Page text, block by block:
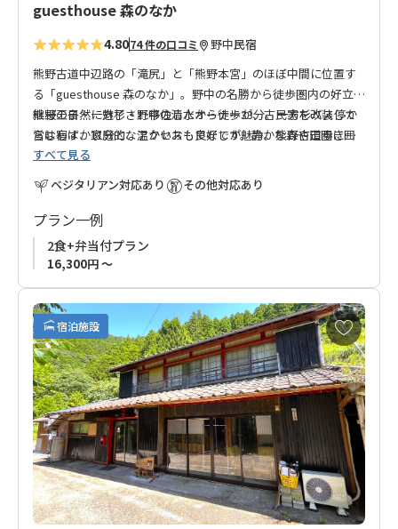
guesthouse 森のなか
4.8074 件の口コミ 野中民宿
熊野古道中辺路の「滝尻」と「熊野本宮」のほぼ中間に位置す
る「guesthouse 森のなか」。野中の名勝から徒歩圏内の好立地
継桜王子・一方杉・野中の清水から徒歩33分。一方杉バス停か
らはわずか11分と、アクセスも良好です。静かな森や田園に囲
まれた当施設は、長旅の疲れを癒やす休憩・宿泊に最適です。
熊野の自然に魅了され移住したオーナーが、古民家を改装して
営む宿は、家庭的な温かいおもてなしが魅力。熊野古道歩きの
疲れを癒す、心温まるひとときをぜひお過ごしください。
すべて見る
ベジタリアン対応あり
その他対応あり
プラン一例
2食+弁当付プラン
16,300円 ～
宿泊施設
お
気
に
入
り
に
加